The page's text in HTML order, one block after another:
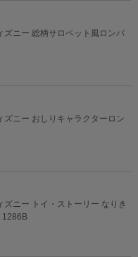
ズニー 総柄サロペット風ロンパ
ズニー おしりキャラクターロン
ニー トイ・ストーリー なりき
1286B